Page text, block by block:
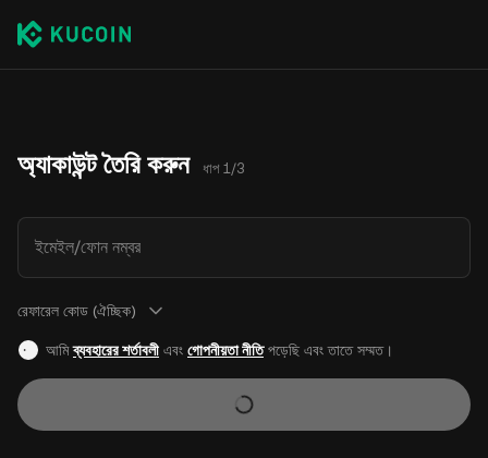
অ্যাকাউন্ট তৈরি করুন ধাপ 1/3
ইমেইল/ফোন নম্বর
রেফারেল কোড (ঐচ্ছিক)
আমিব্যবহারের শর্তাবলীএবং গোপনীয়তা নীতিপড়েছি এবং তাতে সম্মত।